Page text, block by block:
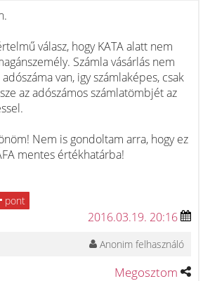
válasz, hogy KATA alatt nem
Számla vásárlás nem
van, igy számlaképes, csak
az adószámos számlatömbjét az
Nem is gondoltam arra, hogy ez
mentes értékhatárba!
pont
2016.03.19. 20:16
Anonim felhasználó
Megosztom